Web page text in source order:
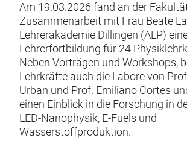
Am 19.03.2026 fand an der
Zusammenarbeit mit Frau Beate
Lehrerakademie Dillingen (ALP)
Lehrerfortbildung für 24
Neben Vorträgen und Workshops,
Lehrkräfte auch die Labore von
Urban und Prof. Emiliano Cortes
einen Einblick in die Forschung in
LED-Nanophysik, E-Fuels und
Wasserstoffproduktion.